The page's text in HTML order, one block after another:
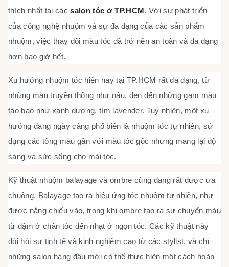
thích nhất tại cácsalon tóc ở TP.HCM. Với sự phát triển
của công nghệ nhuộm và sự đa dạng của các sản phẩm
nhuộm, việc thay đổi màu tóc đã trở nên an toàn và đa dạng
hơn bao giờ hết.
Xu hướng nhuộm tóc hiện nay tại TP.HCM rất đa dạng, từ
những màu truyền thống như nâu, đen đến những gam màu
táo bạo như xanh dương, tím lavender. Tuy nhiên, một xu
hướng đang ngày càng phổ biến là nhuộm tóc tự nhiên, sử
dụng các tông màu gần với màu tóc gốc nhưng mang lại độ
sáng và sức sống cho mái tóc.
Kỹ thuật nhuộm balayage và ombre cũng đang rất được ưa
chuộng. Balayage tạo ra hiệu ứng tóc nhuộm tự nhiên, như
được nắng chiếu vào, trong khi ombre tạo ra sự chuyển màu
từ đậm ở chân tóc đến nhạt ở ngọn tóc. Các kỹ thuật này
đòi hỏi sự tinh tế và kinh nghiệm cao từ các stylist, và chỉ
những salon hàng đầu mới có thể thực hiện một cách hoàn